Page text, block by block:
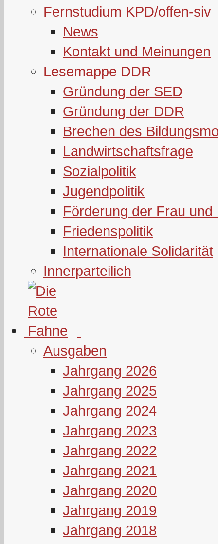
Fernstudium KPD/offen-siv
News
Kontakt und Meinungen
Lesemappe DDR
Gründung der SED
Gründung der DDR
Brechen des
Landwirtschaftsfrage
Sozialpolitik
Jugendpolitik
Förderung der Frau und
Friedenspolitik
Internationale Solidarität
Innerparteilich
Ausgaben
Jahrgang 2026
Jahrgang 2025
Jahrgang 2024
Jahrgang 2023
Jahrgang 2022
Jahrgang 2021
Jahrgang 2020
Jahrgang 2019
Jahrgang 2018